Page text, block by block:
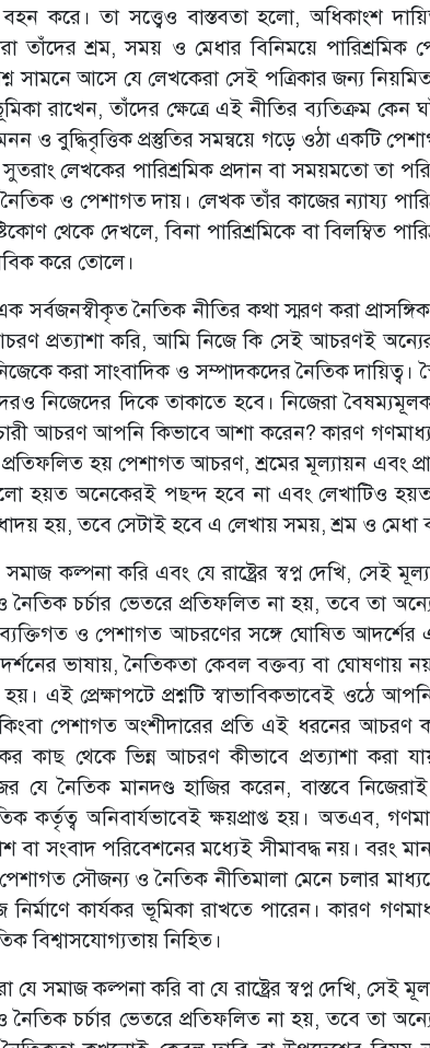
করে। তা সত্ত্বেও বাস্তবতা হলো, অধিকাংশ
তাঁদের শ্রম, সময় ও মেধার বিনিময়ে
সামনে আসে যে লেখকেরা সেই পত্রিকার জন্য
রাখেন, তাঁদের ক্ষেত্রে এই নীতির ব্যতিক্রম
ও বুদ্ধিবৃত্তিক প্রস্তুতির সমন্বয়ে গড়ে ওঠা একটি
লেখকের পারিশ্রমিক প্রদান বা সময়মতো তা
ও পেশাগত দায়। লেখক তাঁর কাজের ন্যায্য
থেকে দেখলে, বিনা পারিশ্রমিকে বা বিলম্বিত
করে তোলে।
সর্বজনস্বীকৃত নৈতিক নীতির কথা স্মরণ করা
প্রত্যাশা করি, আমি নিজে কি সেই আচরণই
নিজেকে করা সাংবাদিক ও সম্পাদকদের নৈতিক
নিজেদের দিকে তাকাতে হবে। নিজেরা
আচরণ আপনি কিভাবে আশা করেন? কারণ
হয় পেশাগত আচরণ, শ্রমের মূল্যায়ন এবং
হয়ত অনেকেরই পছন্দ হবে না এবং লেখাটিও হয়ত
হয়, তবে সেটাই হবে এ লেখায় সময়, শ্রম ও মেধা
কল্পনা করি এবং যে রাষ্ট্রের স্বপ্ন দেখি,
নৈতিক চর্চার ভেতরে প্রতিফলিত না হয়, তবে তা
ও পেশাগত আচরণের সঙ্গে ঘোষিত আদর্শের
ভাষায়, নৈতিকতা কেবল বক্তব্য বা ঘোষণায়
হয়। এই প্রেক্ষাপটে প্রশ্নটি স্বাভাবিকভাবেই ওঠে
পেশাগত অংশীদারের প্রতি এই ধরনের আচরণ
কাছ থেকে ভিন্ন আচরণ কীভাবে প্রত্যাশা করা
যে নৈতিক মানদণ্ড হাজির করেন, বাস্তবে
কর্তৃত্ব অনিবার্যভাবেই ক্ষয়প্রাপ্ত হয়। অতএব,
বা সংবাদ পরিবেশনের মধ্যেই সীমাবদ্ধ নয়। বরং
সৌজন্য ও নৈতিক নীতিমালা মেনে চলার
নির্মাণে কার্যকর ভূমিকা রাখতে পারেন। কারণ
বিশ্বাসযোগ্যতায় নিহিত।
যে সমাজ কল্পনা করি বা যে রাষ্ট্রের স্বপ্ন দেখি,
নৈতিক চর্চার ভেতরে প্রতিফলিত না হয়, তবে তা